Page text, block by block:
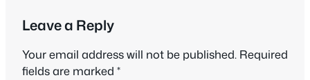
Leave a Reply
Your email address will not be published. Required
fields are marked *